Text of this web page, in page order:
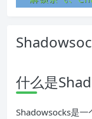
什么是
Shadowsocks是一